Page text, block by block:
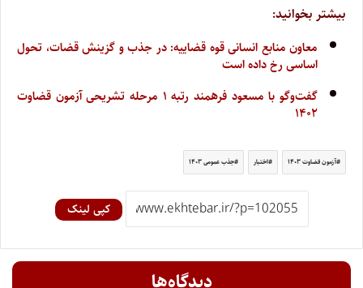
بیشتر بخوانید:
معاون منابع انسانی قوه قضاییه: در جذب و گزینش قضات، تحول
اساسی رخ داده است
گفت‌وگو با مسعود فرهمند رتبه ۱ مرحله تشریحی آزمون قضاوت
۱۴۰۲
آزمون قضاوت ۱۴۰۳ اختبار جذب عمومی ۱۴۰۳
کپی لینک
دیدگاه‌ها